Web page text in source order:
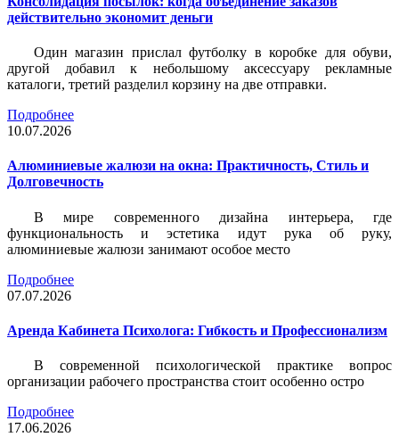
действительно экономит деньги
Один магазин прислал футболку в коробке для обуви,
другой добавил к небольшому аксессуару рекламные
каталоги, третий разделил корзину на две отправки.
Подробнее
10.07.2026
Алюминиевые жалюзи на окна: Практичность, Стиль и
Долговечность
В мире современного дизайна интерьера, где
функциональность и эстетика идут рука об руку,
алюминиевые жалюзи занимают особое место
Подробнее
07.07.2026
Аренда Кабинета Психолога: Гибкость и Профессионализм
В современной психологической практике вопрос
организации рабочего пространства стоит особенно остро
Подробнее
17.06.2026